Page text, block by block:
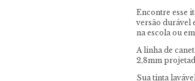
Encontre esse
versão durável
na escola ou
A linha de
2,8mm
Sua tinta